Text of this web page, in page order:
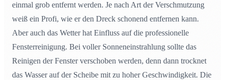
einmal grob entfernt werden. Je nach Art der Verschmutzung
weiß ein Profi, wie er den Dreck schonend entfernen kann.
Aber auch das Wetter hat Einfluss auf die professionelle
Fensterreinigung. Bei voller Sonneneinstrahlung sollte das
Reinigen der Fenster verschoben werden, denn dann trocknet
das Wasser auf der Scheibe mit zu hoher Geschwindigkeit. Die